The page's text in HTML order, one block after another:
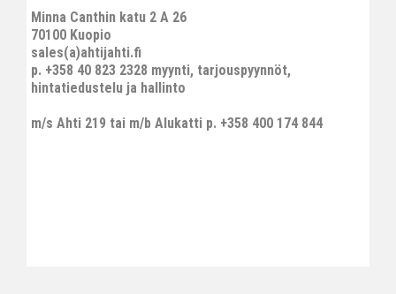
Minna Canthin katu 2 A 26
70100 Kuopio
sales(a)ahtijahti.fi
p. +358 40 823 2328 myynti, tarjouspyynnöt,
hintatiedustelu ja hallinto
m/s Ahti 219 tai m/b Alukatti p. +358 400 174 844